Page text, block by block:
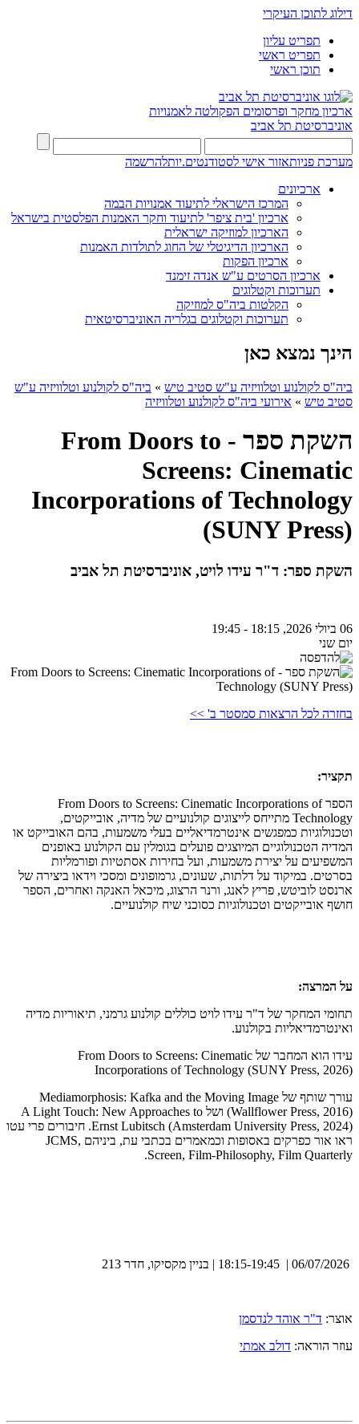
דילוג לתוכן העיקרי
תפריט עליון
תפריט ראשי
תוכן ראשי
ארכיון מחקר ופרסומים הפקולטה לאמנויות
אוניברסיטת תל אביב
מערכת פניותאזור אישי לסטודנטים.יותלהרשמה
ארכיונים
המרכז הישראלי לתיעוד אמנויות הבמה
ארכיון 'בית ציפר' לתיעוד וחקר האמנות הפלסטית בישראל
הארכיון למוזיקה ישראלית
הארכיון הדיגיטלי של החוג לתולדות האמנות
ארכיון הפקות
ארכיון הסרטים ע"ש אנדה זימנד
תערוכות וקטלוגים
הקלטות ביה"ס למוזיקה
תערוכות וקטלוגים בגלריה האוניברסיטאית
הינך נמצא כאן
ביה"ס לקולנוע וטלוויזיה ע"ש סטיב טיש » ביה"ס לקולנוע וטלוויזיה ע"ש
סטיב טיש » אירועי ביה"ס לקולנוע וטלוויזיה
השקת ספר - From Doors to
Screens: Cinematic
Incorporations of Technology
(SUNY Press)
השקת ספר: ד"ר עידו לויט, אוניברסיטת תל אביב
06 ביולי 2026, 18:15 - 19:45
יום שני
בחזרה לכל הרצאות סמסטר ב' >>
תקציר:
הספר From Doors to Screens: Cinematic Incorporations of
Technology מתייחס לייצוגים קולנועיים של מדיה, אובייקטים,
וטכנולוגיות כמפגשים אינטרמדיאליים בעלי משמעות, בהם האובייקט או
המדיה הטכנולוגיים המיוצגים פועלים בגומלין עם הקולנוע באופנים
המשפיעים על יצירת משמעות, ועל בחירות אסתטיות ופורמליות
בסרטים. במיקוד על דלתות, שעונים, גרמופונים ומסכי וידאו ביצירה של
ארנסט לוביטש, פריץ לאנג, ורנר הרצוג, מיכאל האנקה ואחרים, הספר
חושף אובייקטים וטכנולוגיות כסוכני שיח קולנועיים.
על המרצה:
תחומי המחקר של ד"ר עידו לויט כוללים קולנוע גרמני, תיאוריות מדיה
ואינטרמדיאליות בקולנוע.
עידו הוא המחבר של From Doors to Screens: Cinematic
Incorporations of Technology (SUNY Press, 2026)
עורך שותף של Mediamorphosis: Kafka and the Moving Image
(Wallflower Press, 2016) ושל A Light Touch: New Approaches to
Ernst Lubitsch (Amsterdam University Press, 2024). חיבורים פרי עטו
ראו אור כפרקים באסופות וכמאמרים בכתבי עת, ביניהם JCMS,
Screen, Film-Philosophy, Film Quarterly.
אוצר: ד"ר אוהד לנדסמן
עוזר הוראה: דולב אמתי